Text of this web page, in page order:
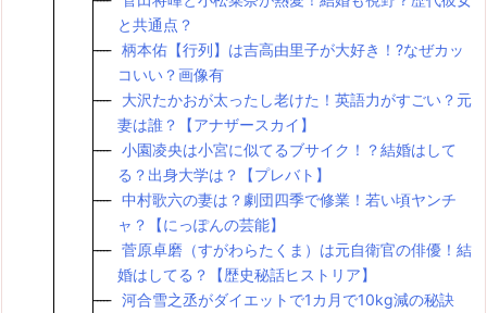
と共通点？
柄本佑【行列】は吉高由里子が大好き！?なぜカッ
コいい？画像有
大沢たかおが太ったし老けた！英語力がすごい？元
妻は誰？【アナザースカイ】
小園凌央は小宮に似てるブサイク！？結婚はして
る？出身大学は？【プレバト】
中村歌六の妻は？劇団四季で修業！若い頃ヤンチ
ャ？【にっぽんの芸能】
菅原卓磨（すがわらたくま）は元自衛官の俳優！結
婚はしてる？【歴史秘話ヒストリア】
河合雪之丞がダイエットで1カ月で10kg減の秘訣